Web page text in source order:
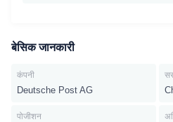
बेसिक जानकारी
कंपनी
Deutsche Post AG
पोजीशन